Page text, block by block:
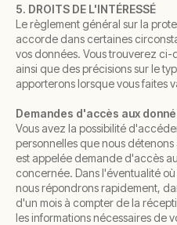
5. DROITS DE L'INTÉRESSÉ
Le règlement général sur la
accorde dans certaines
vos données. Vous trouverez
ainsi que des précisions sur le
apporterons lorsque vous faites
Demandes d'accès aux
Vous avez la possibilité
personnelles que nous
est appelée demande d'accès
concernée. Dans l'éventualité
nous répondrons rapidement,
d'un mois à compter de la
les informations nécessaires de